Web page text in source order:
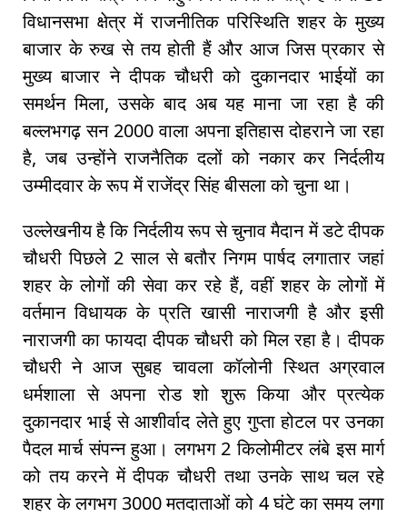
विधानसभा क्षेत्र में राजनीतिक परिस्थिति शहर के मुख्य
बाजार के रुख से तय होती हैं और आज जिस प्रकार से
मुख्य बाजार ने दीपक चौधरी को दुकानदार भाईयों का
समर्थन मिला, उसके बाद अब यह माना जा रहा है की
बल्लभगढ़ सन 2000 वाला अपना इतिहास दोहराने जा रहा
है, जब उन्होंने राजनैतिक दलों को नकार कर निर्दलीय
उम्मीदवार के रूप में राजेंद्र सिंह बीसला को चुना था।
उल्लेखनीय है कि निर्दलीय रूप से चुनाव मैदान में डटे दीपक
चौधरी पिछले 2 साल से बतौर निगम पार्षद लगातार जहां
शहर के लोगों की सेवा कर रहे हैं, वहीं शहर के लोगों में
वर्तमान विधायक के प्रति खासी नाराजगी है और इसी
नाराजगी का फायदा दीपक चौधरी को मिल रहा है। दीपक
चौधरी ने आज सुबह चावला कॉलोनी स्थित अग्रवाल
धर्मशाला से अपना रोड शो शुरू किया और प्रत्येक
दुकानदार भाई से आशीर्वाद लेते हुए गुप्ता होटल पर उनका
पैदल मार्च संपन्न हुआ। लगभग 2 किलोमीटर लंबे इस मार्ग
को तय करने में दीपक चौधरी तथा उनके साथ चल रहे
शहर के लगभग 3000 मतदाताओं को 4 घंटे का समय लगा